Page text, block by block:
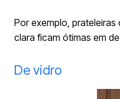
Por exemplo,
clara ficam ótimas em
De vidro